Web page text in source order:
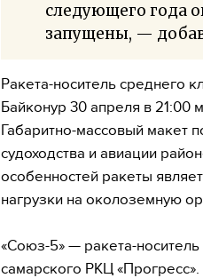
следующего года
запущены, —
Ракета-носитель среднего
Байконур 30 апреля в 21:00
Габаритно-массовый макет
судоходства и авиации
особенностей ракеты
нагрузки на околоземную
«Союз-5» — ракета-
самарского РКЦ